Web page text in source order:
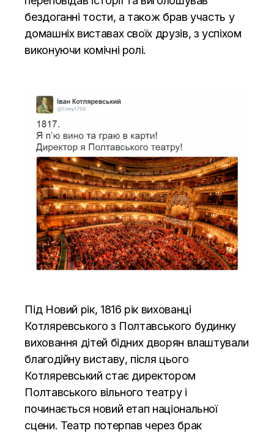
бездоганні тости, а також брав участь у
домашніх виставах своїх друзів, з успіхом
виконуючи комічні ролі.
Під Новий рік, 1816 рік вихованці
Котляревського з Полтавського будинку
виховання дітей бідних дворян влаштували
благодійну виставу, після цього
Котляревський стає директором
Полтавського вільного театру і
починається новий етап національної
сцени. Театр потерпав через брак